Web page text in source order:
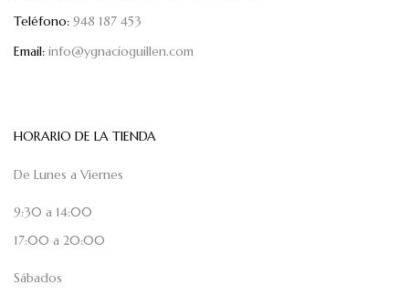
Teléfono: 948 187 453
Email: info@ygnacioguillen.com
HORARIO DE LA TIENDA
De Lunes a Viernes
9:30 a 14:00
17:00 a 20:00
Sábados